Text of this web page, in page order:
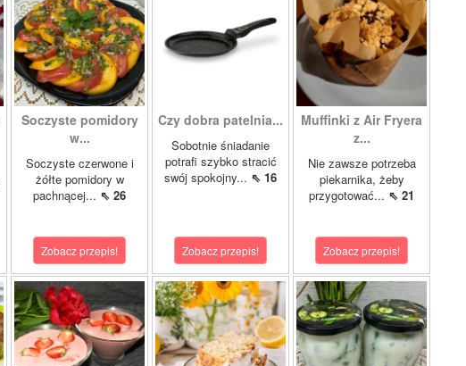
Soczyste pomidory
w...
Soczyste czerwone i
żółte pomidory w
pachnącej... ⇖ 26
Zobacz przepis!
Czy dobra patelnia...
Sobotnie śniadanie
potrafi szybko stracić
swój spokojny... ⇖ 16
Zobacz przepis!
Muffinki z Air Fryera
z...
Nie zawsze potrzeba
piekarnika, żeby
przygotować... ⇖ 21
Zobacz przepis!